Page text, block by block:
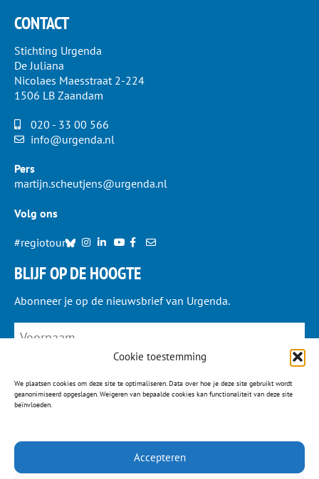
Cookie toestemming
We plaatsen cookies om deze site te optimaliseren. Data over hoe je deze site gebruikt wordt
geanonimiseerd opgeslagen. Weigeren van bepaalde cookies kan functionaliteit van deze site
beïnvloeden.
Accepteren
CONTACT
Stichting Urgenda
De Juliana
Nicolaes Maesstraat 2-224
1506 LB Zaandam
020 - 33 00 566
info@urgenda.nl
Pers
martijn.scheutjens@urgenda.nl
Volg ons
#regiotour
BLIJF OP DE HOOGTE
Abonneer je op de nieuwsbrief van Urgenda.
JA, IK MELD ME AAN